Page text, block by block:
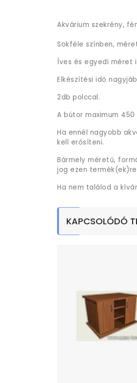
Akvárium szekrény,
Sokféle színben,
Íves és egyedi méret
Elkészítési idő
2db polccal.
A bútor maximum
Ha ennél nagyobb
kell erősíteni.
Bármely méretű,
jog ezen
Ha nem találod a
KAPCSOLÓDÓ